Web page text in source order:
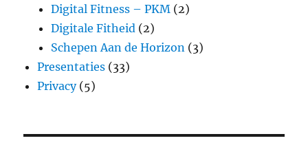
Digital Fitness – PKM (2)
Digitale Fitheid (2)
Schepen Aan de Horizon (3)
Presentaties (33)
Privacy(5)